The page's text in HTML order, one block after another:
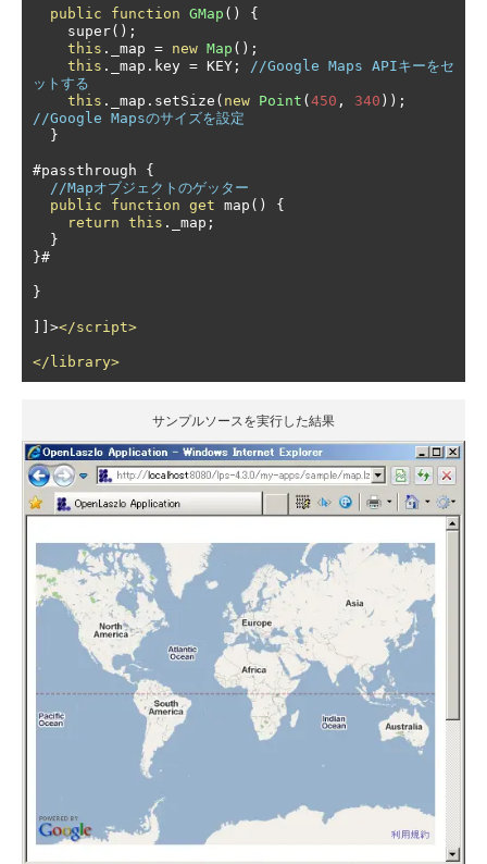
public function GMap ()
{
    super
();
this . _map = new Map ();
this . _map . key = KEY ;
//Google Maps APIキーをセ
ットする
this . _map . setSize ( new Point ( 450 , 340 ));
//Google Mapsのサイズを設定
}
#passthrough {
//Mapオブジェクトのゲッター
public
function get map ()
{
return this . _map ;
}
}#
}
]]></script>
</library>
サンプルソースを実行した結果